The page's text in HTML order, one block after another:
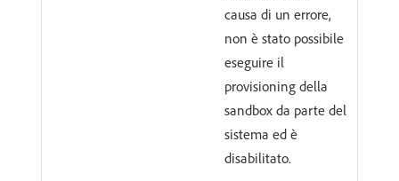
causa di un errore,
non è stato possibile
eseguire il
provisioning della
sandbox da parte del
sistema ed è
disabilitato.